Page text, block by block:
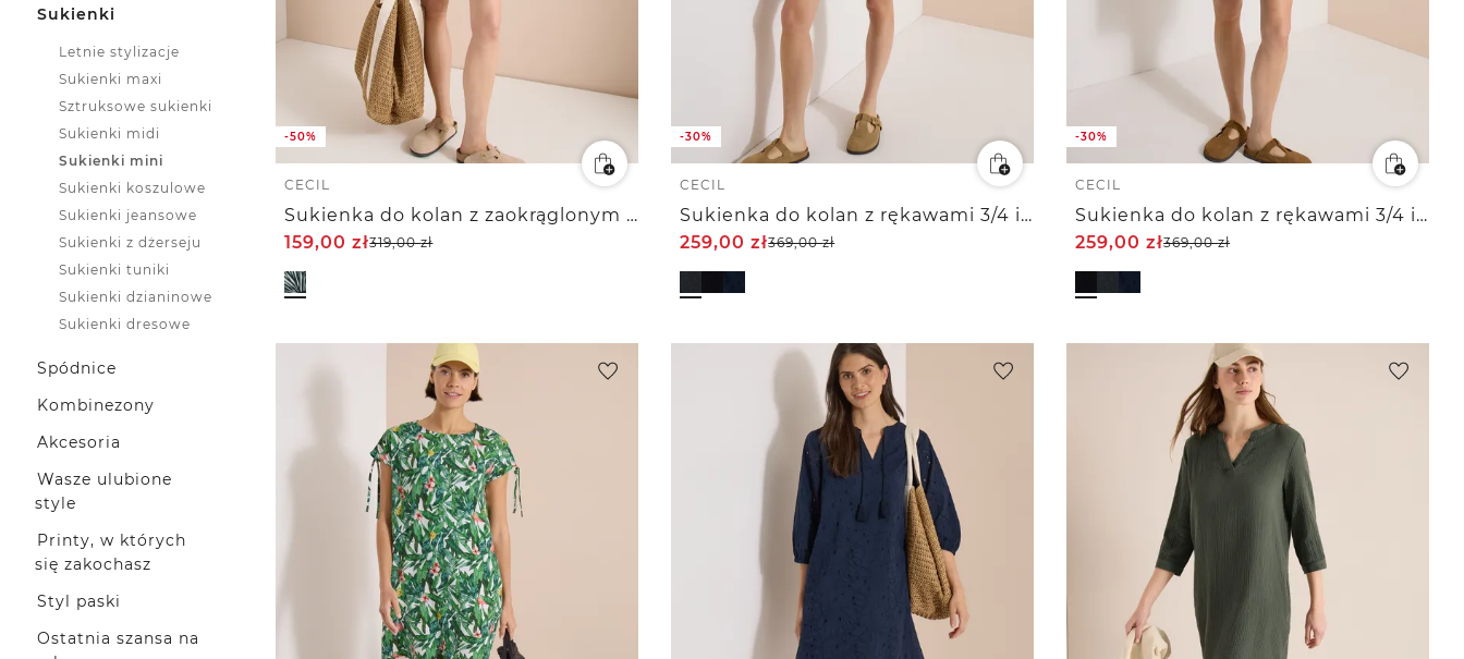
Sukienki
Letnie stylizacje
Sukienki maxi
Sztruksowe sukienki
Sukienki midi
Sukienki mini
Sukienki koszulowe
Sukienki jeansowe
Sukienki z dżerseju
Sukienki tuniki
Sukienki dzianinowe
Sukienki dresowe
Spódnice
Kombinezony
Akcesoria
Wasze ulubione
style
Printy, w których
się zakochasz
Styl paski
Ostatnia szansa na
-50%
CECIL
Sukienka do kolan z zaokrąglonym dekoltem w szpic
159,00zł319,00zł
-30%
CECIL
Sukienka do kolan z rękawami 3/4 i haftem
259,00zł369,00zł
-30%
CECIL
Sukienka do kolan z rękawami 3/4 i haftem
259,00zł369,00zł